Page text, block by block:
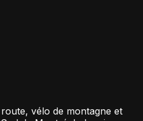
vélo de montagne et